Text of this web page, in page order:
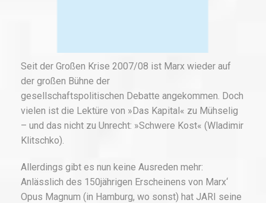
Seit der Großen Krise 2007/08 ist Marx wieder auf
der großen Bühne der
gesellschaftspolitischen Debatte angekommen. Doch
vielen ist die Lektüre von »Das Kapital« zu Mühselig
– und das nicht zu Unrecht: »Schwere Kost« (Wladimir
Klitschko).
Allerdings gibt es nun keine Ausreden mehr:
Anlässlich des 150jährigen Erscheinens von Marx‘
Opus Magnum (in Hamburg, wo sonst) hat JARI seine